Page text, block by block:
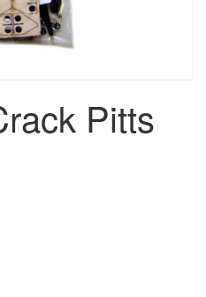
Pitts